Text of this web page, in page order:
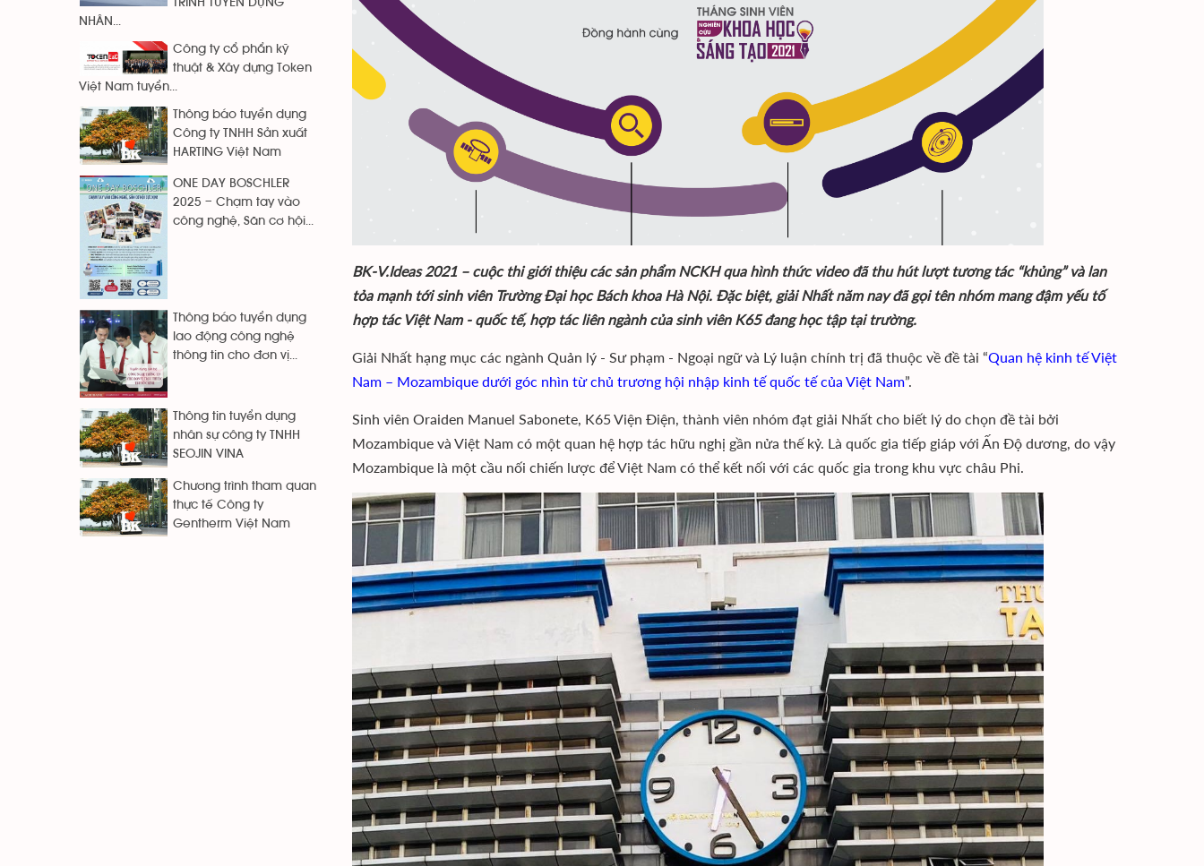
BK-V.Ideas 2021 – cuộc thi giới thiệu các sản phẩm NCKH qua hình thức video đã thu hút lượt tương tác “khủng” và lan
tỏa mạnh tới sinh viên Trường Đại học Bách khoa Hà Nội. Đặc biệt, giải Nhất năm nay đã gọi tên nhóm mang đậm yếu tố
hợp tác Việt Nam - quốc tế, hợp tác liên ngành của sinh viên K65 đang học tập tại trường.
Giải Nhất hạng mục các ngành Quản lý - Sư phạm - Ngoại ngữ và Lý luận chính trị đã thuộc về đề tài “Quan hệ kinh tế Việt
Nam – Mozambique dưới góc nhìn từ chủ trương hội nhập kinh tế quốc tế của Việt Nam”.
Sinh viên Oraiden Manuel Sabonete, K65 Viện Điện, thành viên nhóm đạt giải Nhất cho biết lý do chọn đề tài bởi
Mozambique và Việt Nam có một quan hệ hợp tác hữu nghị gần nửa thế kỷ. Là quốc gia tiếp giáp với Ấn Độ dương, do vậy
Mozambique là một cầu nối chiến lược để Việt Nam có thể kết nối với các quốc gia trong khu vực châu Phi.
NHÂN...
Công ty cổ phẩn kỹ
thuật & Xây dựng Token
Việt Nam tuyển...
Thông báo tuyển dụng
Công ty TNHH Sản xuất
HARTING Việt Nam
ONE DAY BOSCHLER
2025 – Chạm tay vào
công nghệ, Săn cơ hội...
Thông báo tuyển dụng
lao động công nghệ
thông tin cho đơn vị...
Thông tin tuyển dụng
nhân sự công ty TNHH
SEOJIN VINA
Chương trình tham quan
thực tế Công ty
Gentherm Việt Nam